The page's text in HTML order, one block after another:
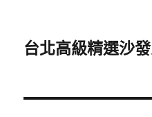
台北高級精選沙